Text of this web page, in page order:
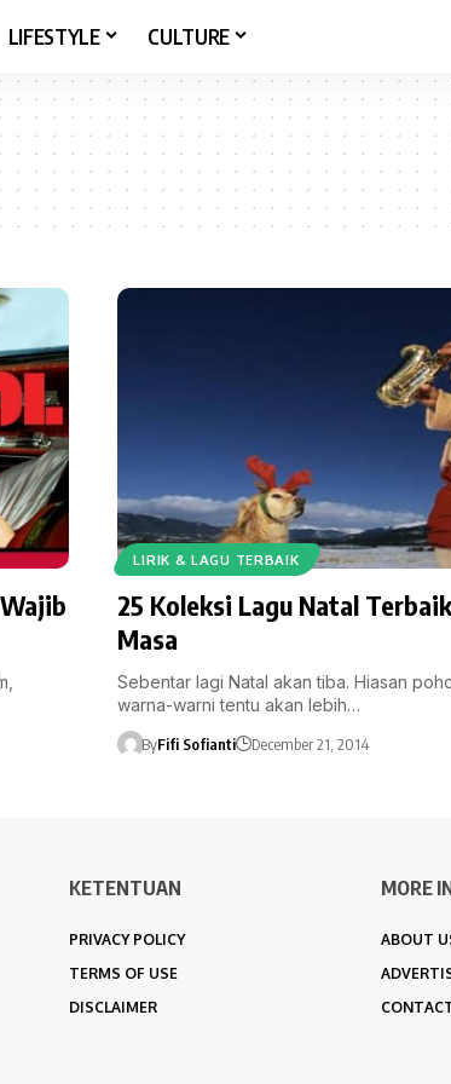
LIFESTYLE CULTURE
LIRIK & LAGU TERBAIK
25 Koleksi Lagu Natal
Masa
Sebentar lagi Natal akan tiba. Hiasan
warna-warni tentu akan lebih…
ByFifi Sofianti December 21, 2014
KETENTUAN
PRIVACY POLICY
TERMS OF USE
DISCLAIMER
MORE
ABOUT